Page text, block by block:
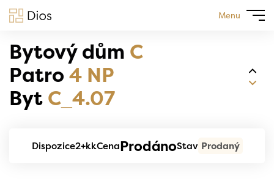
Menu
Bytový dům C
Patro 4 NP
Byt C_4.07
Dispozice2+kkCenaProdánoStav Prodaný